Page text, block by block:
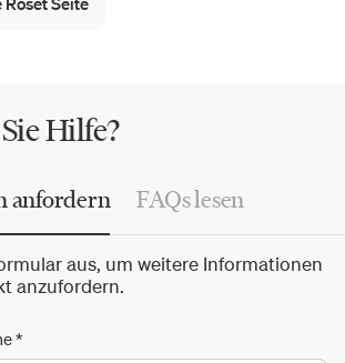
Hilfe?
anfordern FAQs lesen
aus, um weitere Informationen
anzufordern.
*